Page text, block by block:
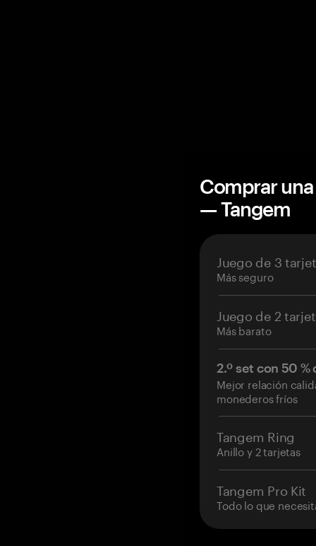
Comprar
— Tangem
Juego de 3
Más seguro
Juego de 2
Más barato
2.º set con 50
Mejor relación
monederos fríos
Tangem Ring
Anillo y 2 tarjetas
Tangem Pro Kit
Todo lo que